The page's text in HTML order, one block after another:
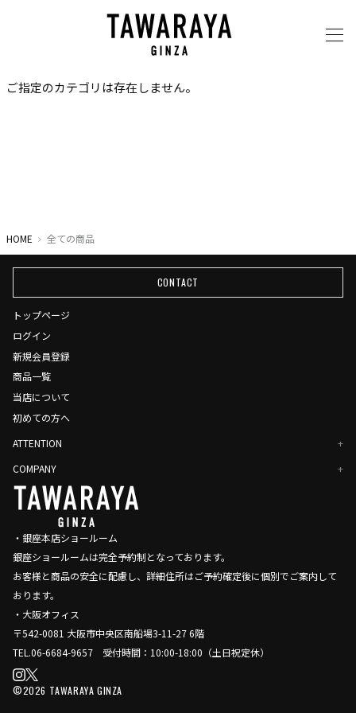
ご指定のカテゴリは存在しません。
HOME 全ての商品
CONTACT
・銀座本店ショールーム
銀座ショールームは完全予約制となっております。
お客様と商品の安全に配慮し、詳細住所はご予約確定後に個別でご案内して
おります。
・大阪オフィス
〒542-0081 大阪市中央区南船場3-11-27 6階
TEL.06-6684-9657 受付時間：10:00-18:00（土日祝定休）
©2026 TAWARAYA GINZA
トップページ
ログイン
新規会員登録
商品一覧
当店について
初めての方へ
ATTENTION
COMPANY